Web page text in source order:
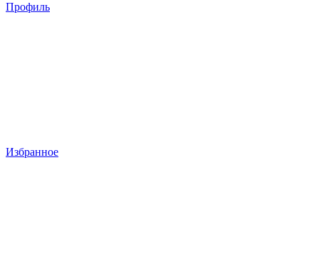
Профиль
Избранное